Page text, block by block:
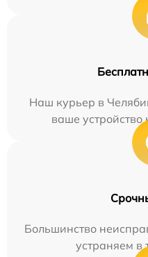
Наш курьер в
ваше устройство
Большинство
устраняем в